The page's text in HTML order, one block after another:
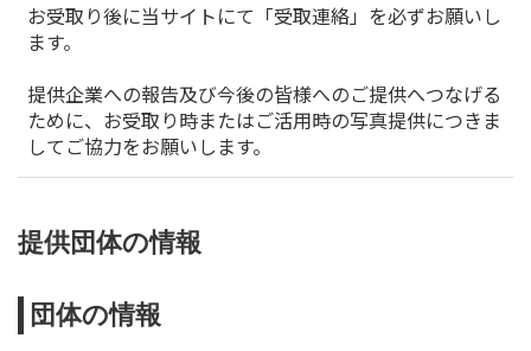
お受取り後に当サイトにて「受取連絡」を必ずお願いし
ます。
提供企業への報告及び今後の皆様へのご提供へつなげる
ために、お受取り時またはご活用時の写真提供につきま
してご協力をお願いします。
提供団体の情報
団体の情報